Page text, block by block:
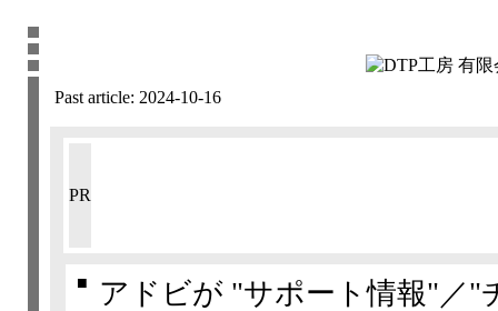
Past article: 2024-10-16
PR
■
アドビが "サポート情報"／"